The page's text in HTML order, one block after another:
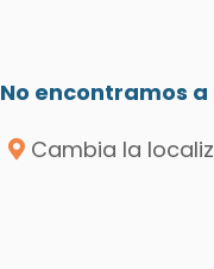
No encontramos
Cambia la